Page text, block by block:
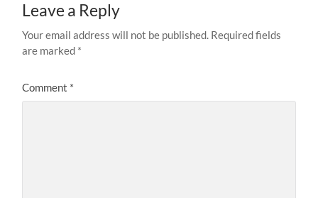
Leave a Reply
Your email address will not be published. Required fields
are marked *
Comment *